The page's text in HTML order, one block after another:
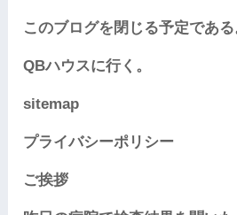
このブログを閉じる予定である
QBハウスに行く。
sitemap
プライバシーポリシー
ご挨拶